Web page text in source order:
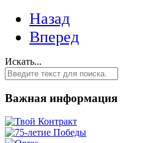
Назад
Вперед
Искать...
Важная информация